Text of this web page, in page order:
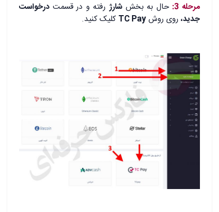
مرحله 3:
حال به بخش شارژ رفته و در قسمت درخواست
جدید، روی روشTC Pay کلیک کنید.